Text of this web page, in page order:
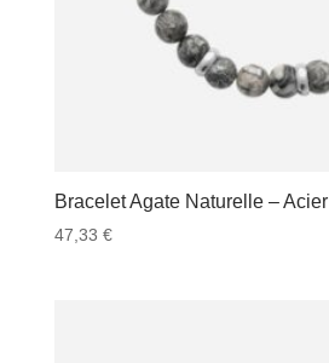
Bracelet Agate Naturelle – Acier
47,33 €